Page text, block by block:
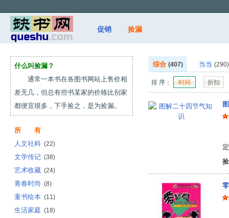
促销 捡漏
什么叫捡漏？
通常一本书在各图书网站上售价相
差无几，但总有些书某家的价格比别家
都便宜很多，下手捡之，是为捡漏。
所 有
人文社科 (22)
文学传记 (38)
艺术收藏 (24)
青春时尚 (8)
童书绘本 (11)
生活家庭 (18)
综合 (407) 当当 (290)
排 序： 时间 折扣